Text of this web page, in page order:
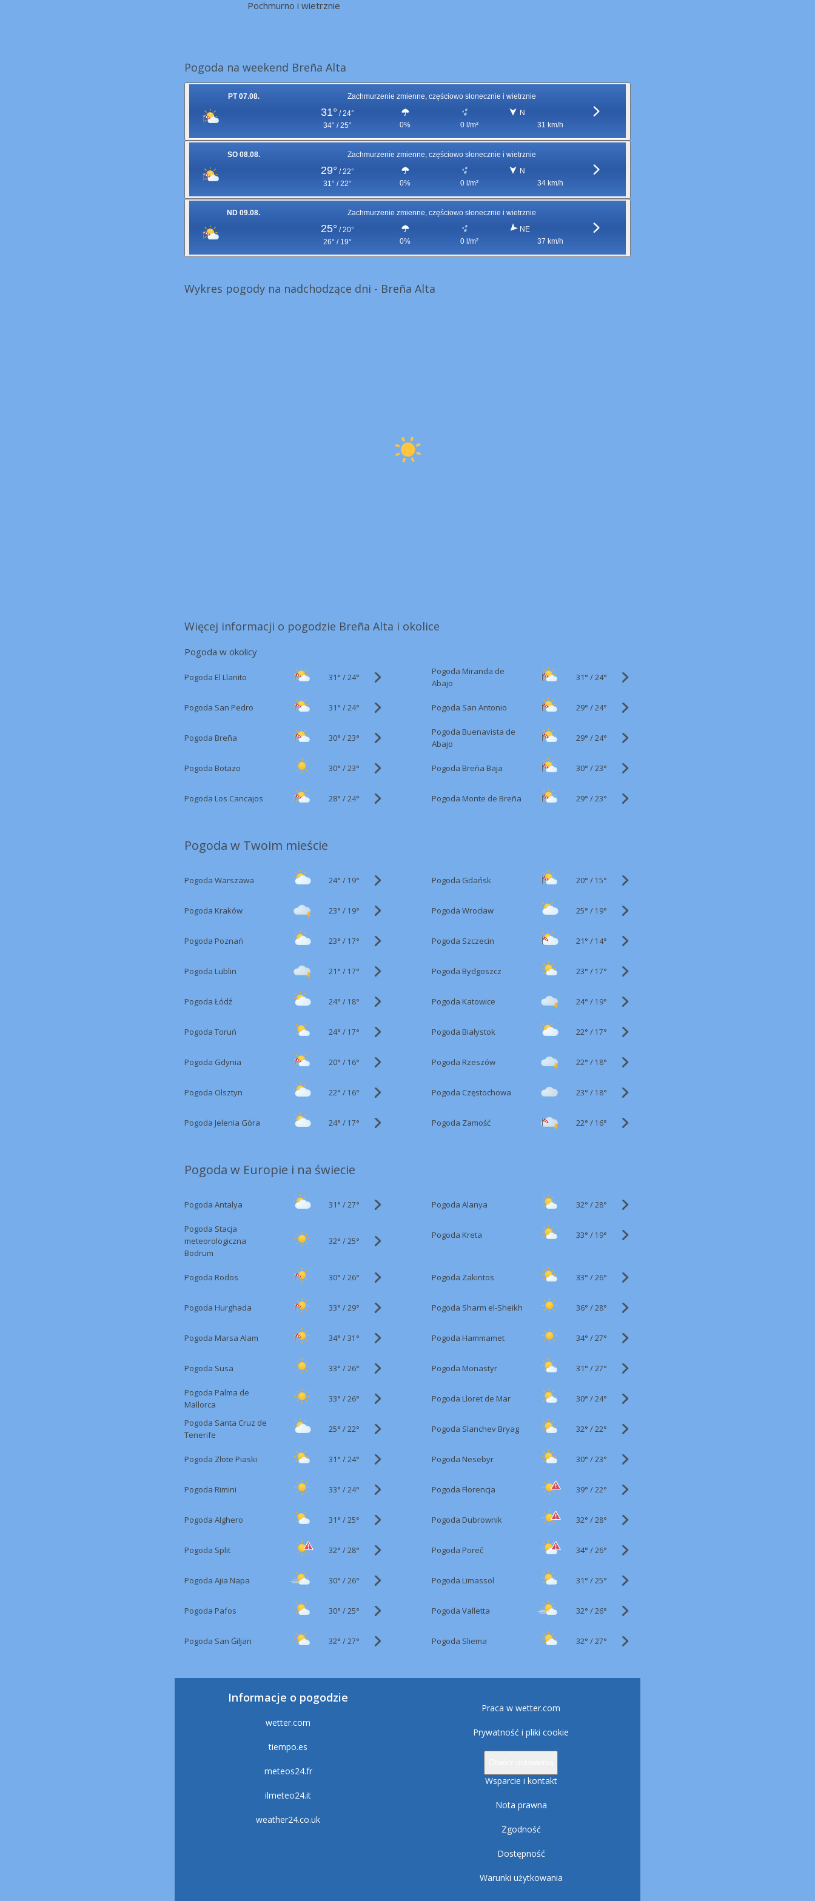
Pochmurno i wietrznie
Pogoda na weekend Breña Alta
PT 07.08. Zachmurzenie zmienne, częściowo słonecznie i wietrznie
31° / 24°
34° / 25°
0% 0 l/m²
N
31 km/h
SO 08.08. Zachmurzenie zmienne, częściowo słonecznie i wietrznie
29° / 22°
31° / 22°
0% 0 l/m²
N
34 km/h
ND 09.08. Zachmurzenie zmienne, częściowo słonecznie i wietrznie
25° / 20°
26° / 19°
0% 0 l/m²
NE
37 km/h
Wykres pogody na nadchodzące dni - Breña Alta
Więcej informacji o pogodzie Breña Alta i okolice
Pogoda w okolicy
Pogoda El Llanito 31° /24°
Pogoda Miranda de
Abajo
31° /24°
Pogoda San Pedro 31° /24° Pogoda San Antonio 29° /24°
Pogoda Breña 30° /23°
Pogoda Buenavista de
Abajo
29° /24°
Pogoda Botazo 30° /23° Pogoda Breña Baja 30° /23°
Pogoda Los Cancajos 28° /24° Pogoda Monte de Breña 29° /23°
Pogoda w Twoim mieście
Pogoda Warszawa 24° / 19° Pogoda Gdańsk 20° / 15°
Pogoda Kraków 23° / 19° Pogoda Wrocław 25° / 19°
Pogoda Poznań 23° / 17° Pogoda Szczecin 21° / 14°
Pogoda Lublin 21° / 17° Pogoda Bydgoszcz 23° / 17°
Pogoda Łódź 24° / 18° Pogoda Katowice 24° / 19°
Pogoda Toruń 24° / 17° Pogoda Białystok 22° / 17°
Pogoda Gdynia 20° / 16° Pogoda Rzeszów 22° / 18°
Pogoda Olsztyn 22° / 16° Pogoda Częstochowa 23° / 18°
Pogoda Jelenia Góra 24° / 17° Pogoda Zamość 22° / 16°
Pogoda w Europie i na świecie
Pogoda Antalya 31° /27° Pogoda Alanya 32° /28°
Pogoda Stacja
meteorologiczna
Bodrum
32° /25°
Pogoda Kreta 33° / 19°
Pogoda Rodos 30° /26° Pogoda Zakintos 33° /26°
Pogoda Hurghada 33° /29° Pogoda Sharm el-Sheikh 36° /28°
Pogoda Marsa Alam 34° /31° Pogoda Hammamet 34° /27°
Pogoda Susa 33° /26° Pogoda Monastyr 31° /27°
Pogoda Palma de
Mallorca
33° /26° Pogoda Lloret de Mar 30° /24°
Pogoda Santa Cruz de
Tenerife
25° /22° Pogoda Slanchev Bryag 32° /22°
Pogoda Złote Piaski 31° /24° Pogoda Nesebyr 30° /23°
Pogoda Rimini 33° /24° Pogoda Florencja 39° /22°
Pogoda Alghero 31° /25° Pogoda Dubrownik 32° /28°
Pogoda Split 32° /28° Pogoda Poreč 34° /26°
Pogoda Ajia Napa 30° /26° Pogoda Limassol 31° /25°
Pogoda Pafos 30° /25° Pogoda Valletta 32° /26°
Pogoda San Ġiljan 32° /27° Pogoda Sliema 32° /27°
Informacje o pogodzie
wetter.com
tiempo.es
meteos24.fr
ilmeteo24.it
weather24.co.uk
Praca w wetter.com
Prywatność i pliki cookie
Wsparcie i kontakt
Nota prawna
Zgodność
Dostępność
Warunki użytkowania